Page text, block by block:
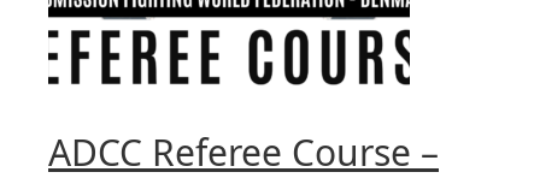
ADCC Referee Course –